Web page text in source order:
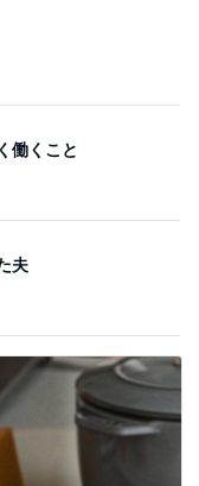
働くこと
夫